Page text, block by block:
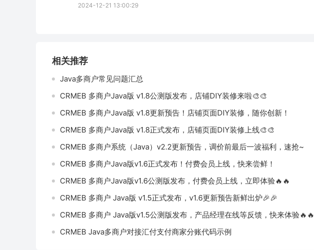
2024-12-21 13:00:29
相关推荐
Java多商户常见问题汇总
CRMEB 多商户Java版 v1.8公测版发布，店铺DIY装修来啦🎨🎨
CRMEB 多商户Java版 v1.8更新预告！店铺页面DIY装修，随你创新！
CRMEB 多商户Java版 v1.8正式发布，店铺页面DIY装修上线🎨🎨
CRMEB 多商户系统（Java）v2.2更新预告，调价前最后一波福利，速抢~
CRMEB 多商户Java版v1.6正式发布！付费会员上线，快来尝鲜！
CRMEB 多商户Java版v1.6公测版发布，付费会员上线，立即体验🔥🔥
CRMEB 多商户 Java版 v1.5正式发布，v1.6更新预告新鲜出炉🎉🎉
CRMEB 多商户 Java版v1.5公测版发布，产品经理在线等反馈，快来体验🔥🔥
CRMEB Java多商户对接汇付支付商家分账代码示例